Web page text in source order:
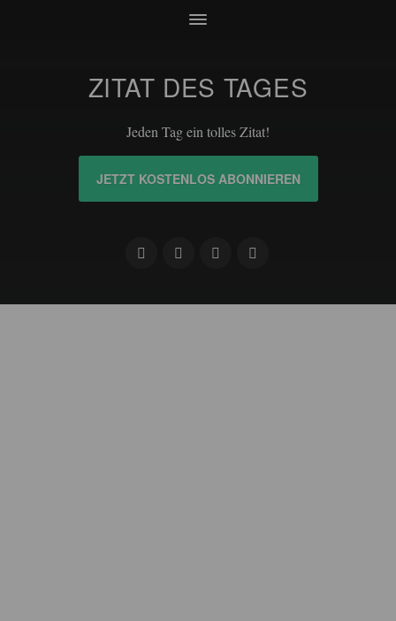
ZITAT DES TAGES
Jeden Tag ein tolles Zitat!
JETZT KOSTENLOS ABONNIEREN